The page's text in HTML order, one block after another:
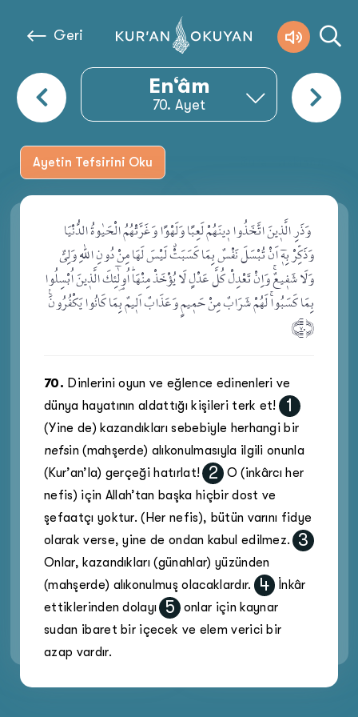
Geri
En‘âm
70. Ayet
Ayetin Tefsirini Oku
وَذَرِ الَّذ۪ينَ اتَّخَذُوا د۪ينَهُمْ لَعِبًا وَلَهْوًا وَغَرَّتْهُمُ الْحَيٰوةُ الدُّنْيَا
وَذَكِّرْ بِه۪ٓ اَنْ تُبْسَلَ نَفْسٌ بِمَا كَسَبَتْۗ لَيْسَ لَهَا مِنْ دُونِ اللّٰهِ وَلِيٌّ
وَلَا شَف۪يعٌۚ وَاِنْ تَعْدِلْ كُلَّ عَدْلٍ لَا يُؤْخَذْ مِنْهَاۜ اُو۬لٰٓئِكَ الَّذ۪ينَ اُبْسِلُوا
بِمَا كَسَبُواۚ لَهُمْ شَرَابٌ مِنْ حَم۪يمٍ وَعَذَابٌ اَل۪يمٌ بِمَا كَانُوا يَكْفُرُونَ۟
﴿.٧﴾
70. Dinlerini oyun ve eğlence edinenleri ve
dünya hayatının aldattığı kişileri terk et!
1
(Yine de) kazandıkları sebebiyle herhangi bir
nefsin (mahşerde) alıkonulmasıyla ilgili onunla
(Kur’an’la) gerçeği hatırlat!
2 O (inkârcı her
nefis) için Allah’tan başka hiçbir dost ve
şefaatçı yoktur. (Her nefis), bütün varını fidye
olarak verse, yine de ondan kabul edilmez.
3
Onlar, kazandıkları (günahlar) yüzünden
(mahşerde) alıkonulmuş olacaklardır.
4 İnkâr
ettiklerinden dolayı
5 onlar için kaynar
sudan ibaret bir içecek ve elem verici bir
azap vardır.